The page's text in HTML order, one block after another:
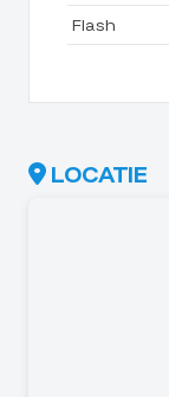
Flash
LOCATIE